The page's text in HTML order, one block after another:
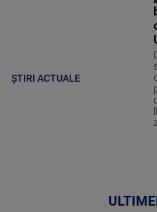
ȘTIRI ACTUALE